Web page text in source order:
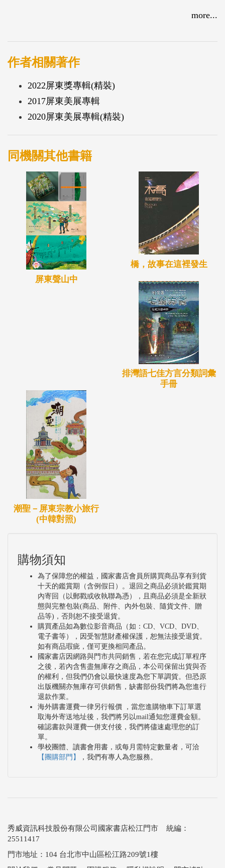
more...
作者相關著作
2022屏東獎專輯(精裝)
2017屏東美展專輯
2020屏東美展專輯(精裝)
同機關其他書籍
屏東聲山中
橋，故事在這裡發生
排灣語七佳方言分類詞彙
手冊
潮聖－屏東宗教小旅行
(中韓對照)
購物須知
為了保障您的權益，國家書店會員所購買商品享有到貨
十天的鑑賞期（含例假日）。退回之商品必須於鑑賞期
內寄回（以郵戳或收執聯為憑），且商品必須是全新狀
態與完整包裝(商品、附件、內外包裝、隨貨文件、贈
品等)，否則恕不接受退貨。
購買產品如為數位影音商品（如：CD、VCD、DVD、
電子書等），因受智慧財產權保護，恕無法接受退貨。
如有商品瑕疵，僅可更換相同產品。
國家書店因網路與門市共同銷售，若在您完成訂單程序
之後，若內含售盡無庫存之商品，本公司保留出貨與否
的權利，但我們仍會以最快速度為您下單調貨。但恐原
出版機關亦無庫存可供銷售，缺書部份我們將為您進行
退款作業。
海外購書運費一律另行報價 ，當您進購物車下訂單選
取海外寄送地址後，我們將另以mail通知您運費金額。
確認書款與運費一併支付後，我們將儘速處理您的訂
單。
學校團體、讀書會用書，或每月需特定數量者，可洽
【團購部門】
，我們有專人為您服務。
秀威資訊科技股份有限公司國家書店松江門市 統編：
25511417
門市地址：104 台北市中山區松江路209號1樓